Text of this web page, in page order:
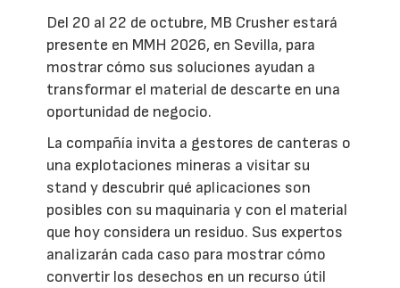
Del 20 al 22 de octubre, MB Crusher estará
presente en MMH 2026, en Sevilla, para
mostrar cómo sus soluciones ayudan a
transformar el material de descarte en una
oportunidad de negocio.
La compañía invita a gestores de canteras o
una explotaciones mineras a visitar su
stand y descubrir qué aplicaciones son
posibles con su maquinaria y con el material
que hoy considera un residuo. Sus expertos
analizarán cada caso para mostrar cómo
convertir los desechos en un recurso útil